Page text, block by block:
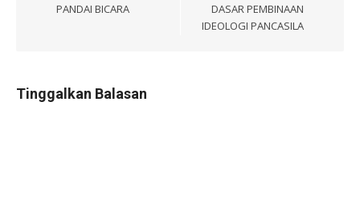
PANDAI BICARA
DASAR PEMBINAAN
IDEOLOGI PANCASILA
Tinggalkan Balasan